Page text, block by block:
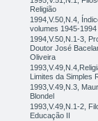
Religião
1994,V.50,N.4,
volumes 1945-1994
1994,V.50,N.1-3,
Doutor José
Oliveira
Limites da Simples
1993,V.49,N.3,
Blondel
1993,V.49,N.1-2,
Educação II